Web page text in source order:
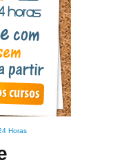
Horas